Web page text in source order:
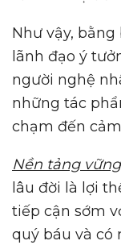
Như vậy,
lãnh đạo ý
người nghệ
những tác
chạm đến
Nền tảng
lâu đời là lợi
tiếp cận sớm
quý báu và có